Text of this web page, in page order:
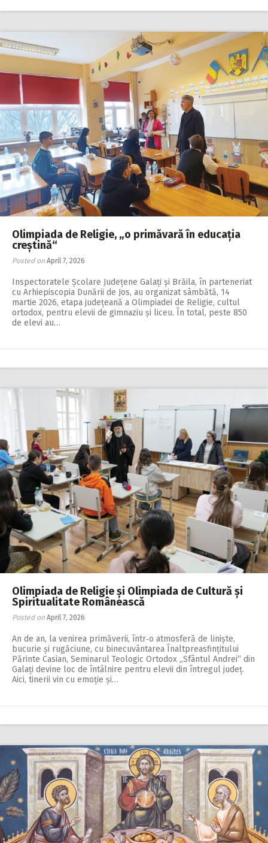
Olimpiada de Religie, „o primăvară în educația
creștină“
Posted on April 7, 2026
Inspectoratele Școlare Ju­dețene Galați și Brăila, în parteneriat
cu Arhiepiscopia Dunării de Jos, au organizat sâmbătă, 14
martie 2026, etapa județeană a Olimpiadei de Religie, cultul
ortodox, pentru elevii de gimnaziu și liceu. În total, peste 850
de elevi au…
Olimpiada de Religie și Olimpiada de Cultură și
Spiritualitate Românească
Posted on April 7, 2026
An de an, la venirea primăverii, într‑o atmosferă de liniște,
bucurie și rugăciune, cu binecuvântarea Înaltpreasfințitului
Părinte Casian, Seminarul Teologic Ortodox „Sfântul Andrei“ din
Galați devine loc de întâlnire pentru elevii din întregul județ.
Aici, tinerii vin cu emoție și…